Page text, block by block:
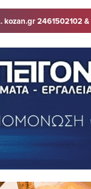
kozan.gr 2461502102